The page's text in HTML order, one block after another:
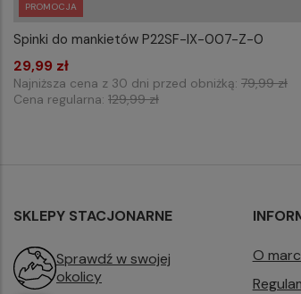
PROMOCJA
WYBIERZ ROZMIAR DO KOSZYKA
Spinki do mankietów P22SF-IX-007-Z-0
29,99 zł
Najniższa cena z 30 dni przed obniżką: 79,99 zł
Cena regularna: 129,99 zł
SKLEPY STACJONARNE
Sprawdź w swojej
okolicy
O